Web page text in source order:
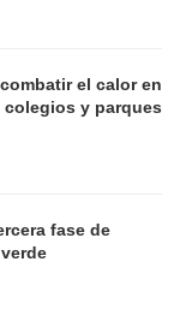
el calor en
y parques
fase de